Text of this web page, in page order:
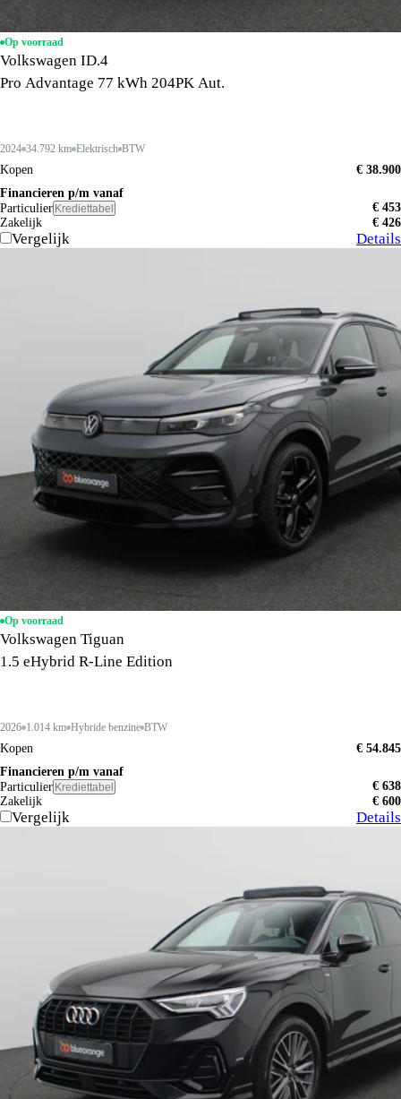
Op voorraad
Volkswagen ID.4
Pro Advantage 77 kWh 204PK Aut.
2024 34.792 km Elektrisch BTW
Kopen
€ 38.900
Financieren p/m vanaf
Particulier Krediettabel
€ 453
Zakelijk
€ 426
Vergelijk Details
Op voorraad
Volkswagen Tiguan
1.5 eHybrid R-Line Edition
2026 1.014 km Hybride benzine BTW
Kopen
€ 54.845
Financieren p/m vanaf
Particulier Krediettabel
€ 638
Zakelijk
€ 600
Vergelijk Details